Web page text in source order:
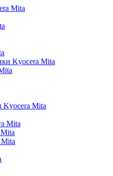
Mita
Kyocera Mita
Kyocera Mita
Mita